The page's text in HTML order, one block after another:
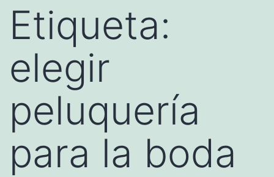
Etiqueta:
elegir
peluquería
para la boda